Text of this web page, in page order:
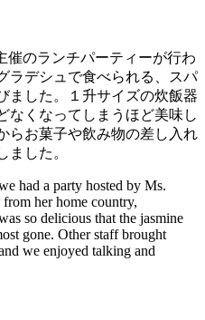
催のランチパーティーが行わ
ラデシュで食べられる、スパ
ました。１升サイズの炊飯器
なくなってしまうほど美味し
らお菓子や飲み物の差し入れ
ました。
had a party hosted by Ms.
her home country,
so delicious that the jasmine
gone. Other staff brought
we enjoyed talking and